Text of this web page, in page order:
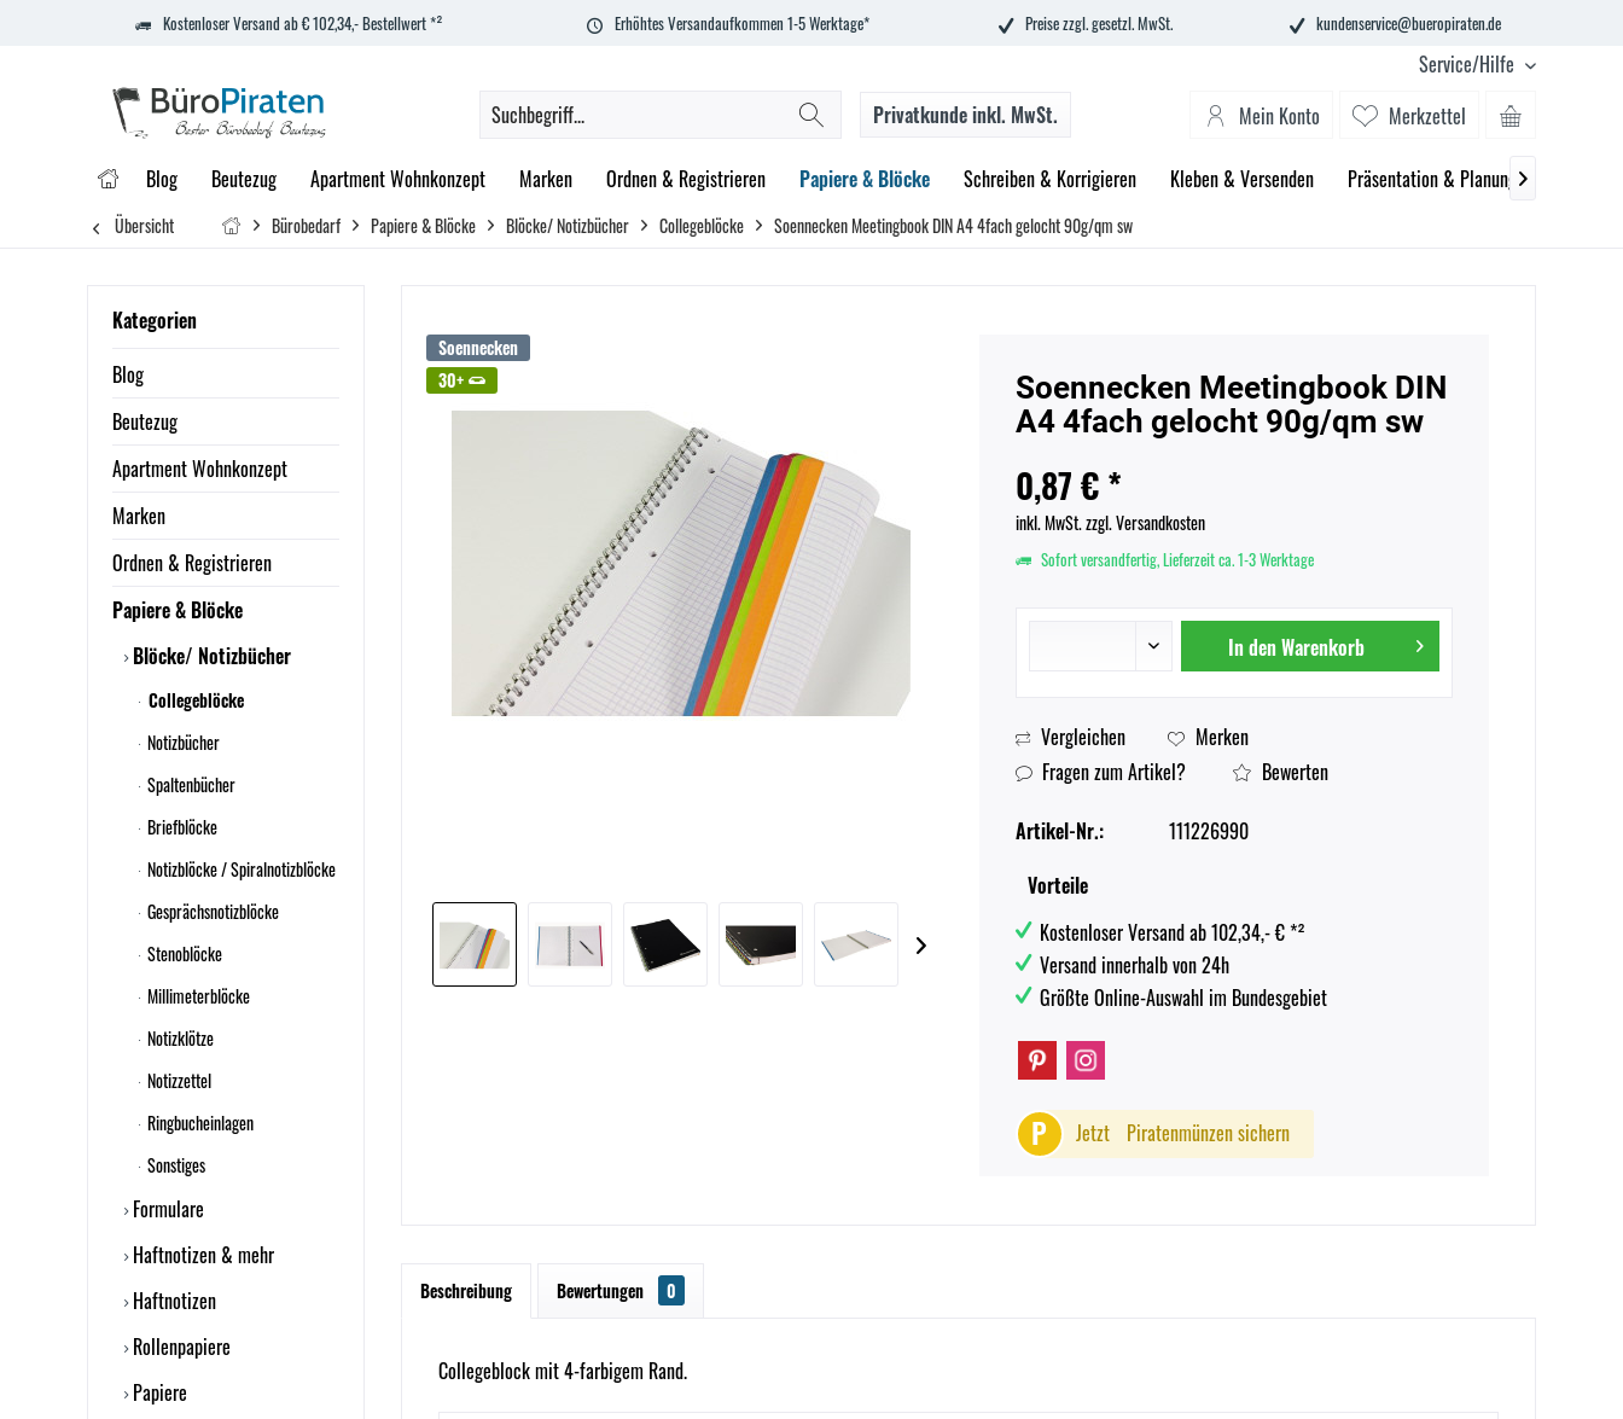
Kostenloser Versand ab € 102,34,- Bestellwert *² Erhöhtes Versandaufkommen 1-5 Werktage* Preise zzgl. gesetzl. MwSt. kundenservice@bueropiraten.de
Service/Hilfe
Merkzettel
Mein Konto
Privatkundeinkl. MwSt.
Blog Beutezug Apartment Wohnkonzept Marken Ordnen & Registrieren Papiere & Blöcke Schreiben & Korrigieren Kleben & Versenden Präsentation & Planung 
Übersicht Bürobedarf Papiere & Blöcke Blöcke/ Notizbücher Collegeblöcke Soennecken Meetingbook DIN A4 4fach gelocht 90g/qm sw
Kategorien
Blog
Beutezug
Apartment Wohnkonzept
Marken
Ordnen & Registrieren
Papiere & Blöcke
Blöcke/ Notizbücher
Collegeblöcke
Notizbücher
Spaltenbücher
Briefblöcke
Notizblöcke / Spiralnotizblöcke
Gesprächsnotizblöcke
Stenoblöcke
Millimeterblöcke
Notizklötze
Notizzettel
Ringbucheinlagen
Sonstiges
Formulare
Haftnotizen & mehr
Haftnotizen
Rollenpapiere
Papiere
Soennecken
30+
Soennecken Meetingbook DIN
A4 4fach gelocht 90g/qm sw
0,87 € *
inkl. MwSt.zzgl. Versandkosten
Sofort versandfertig, Lieferzeit ca. 1-3 Werktage
In denWarenkorb
Vergleichen
Merken
Fragen zum Artikel?
Bewerten
Artikel-Nr.:
111226990
Vorteile
Kostenloser Versand ab 102,34,- € *²
Versand innerhalb von 24h
Größte Online-Auswahl im Bundesgebiet
P Jetzt Piratenmünzen sichern
Beschreibung Bewertungen 0
Collegeblock mit 4-farbigem Rand.